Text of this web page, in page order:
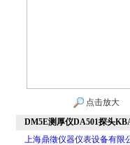
点击放大
DM5E测厚仪DA501探头
上海鼎徵仪器仪表设备有限